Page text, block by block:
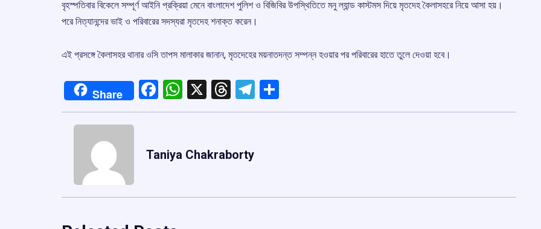
বৃহস্পতিবার বিকেলে সম্পূর্ণ আইনি প্রক্রিয়া মেনে বাংলাদেশ পুলিশ ও বিজিবির উপস্থিতিতে মনু ল্যান্ড কাস্টমস দিয়ে মৃতদেহ কৈলাসহরে নিয়ে আসা হয়।
পরে নিত্যানন্দের ভাই ও পরিবারের সদস্যরা মৃতদেহ শনাক্ত করেন।
এই প্রসঙ্গে কৈলাসহর থানার ওসি তাপস মালাকার জানান, মৃতদেহের ময়নাতদন্ত সম্পন্ন হওয়ার পর পরিবারের হাতে তুলে দেওয়া হবে।
Share Facebook
WhatsApp
X Threads
Telegram
Taniya Chakraborty